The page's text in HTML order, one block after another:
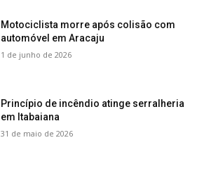
Motociclista morre após colisão com
automóvel em Aracaju
1 de junho de 2026
Princípio de incêndio atinge serralheria
em Itabaiana
31 de maio de 2026